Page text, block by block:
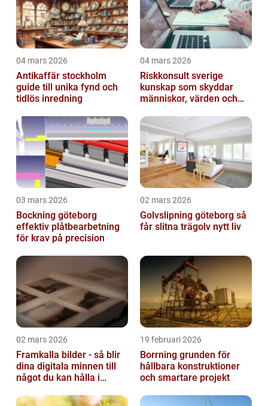
04 mars 2026
Antikaffär stockholm
guide till unika fynd och
tidlös inredning
04 mars 2026
Riskkonsult sverige
kunskap som skyddar
människor, värden och
03 mars 2026
Bockning göteborg
effektiv plåtbearbetning
för krav på precision
02 mars 2026
Golvslipning göteborg så
får slitna trägolv nytt liv
02 mars 2026
Framkalla bilder - så blir
dina digitala minnen till
något du kan hålla i
19 februari 2026
Borrning grunden för
hållbara konstruktioner
och smartare projekt